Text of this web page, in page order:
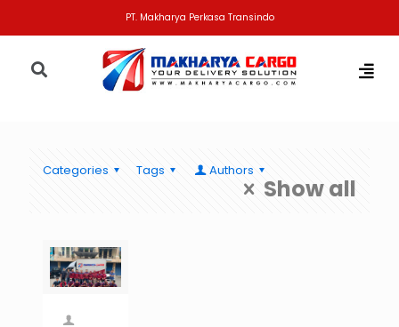
PT. Makharya Perkasa Transindo
Categories Tags Authors
Show all